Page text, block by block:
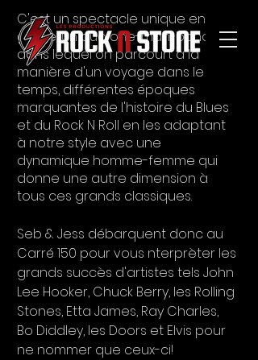
C'est un spectacle unique en son
genre, un duo one-man-band
dans lequel on parcourt à la
manière d'un voyage dans le
temps, différentes époques
marquantes de l'histoire du Blues
et du Rock N Roll en les adaptant
à notre style avec une
dynamique homme-femme qui
donne une autre dimension à
tous ces grands classiques.
Seb & Jess débarquent donc au
Carré 150 pour vous nterprèter les
grands succès d'artistes tels John
Lee Hooker, Chuck Berry, les Rolling
Stones, Etta James, Ray Charles,
Bo Diddley, les Doors et Elvis pour
ne nommer que ceux-ci!